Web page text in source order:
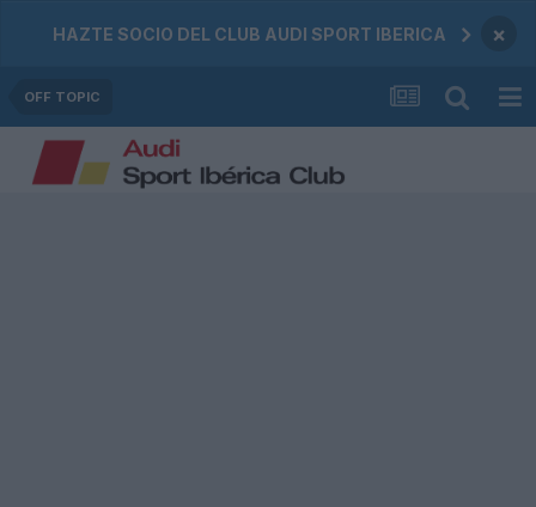
HAZTE SOCIO DEL CLUB AUDI SPORT IBERICA ×
OFF TOPIC